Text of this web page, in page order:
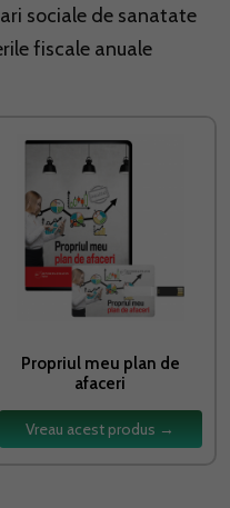
sociale de sanatate
fiscale anuale
Propriul meu plan de
afaceri
Vreau acest produs →